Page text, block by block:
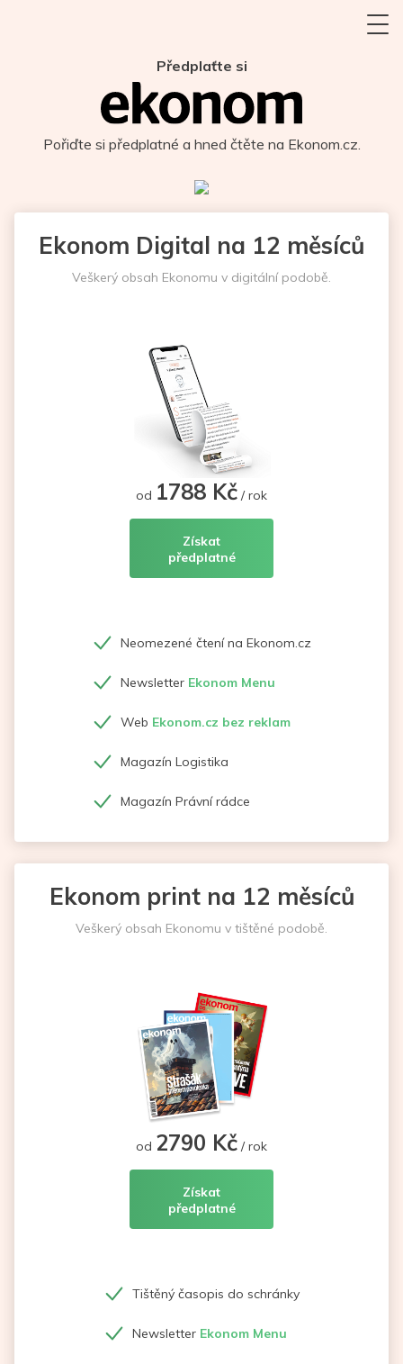
Předplaťte si
Pořiďte si předplatné a hned čtěte na Ekonom.cz.
Ekonom Digital na 12 měsíců
Veškerý obsah Ekonomu v digitální podobě.
od 1788 Kč / rok
Získat
předplatné
Neomezené čtení na Ekonom.cz
Newsletter Ekonom Menu
Web Ekonom.cz bez reklam
Magazín Logistika
Magazín Právní rádce
Ekonom print na 12 měsíců
Veškerý obsah Ekonomu v tištěné podobě.
od 2790 Kč / rok
Získat
předplatné
Tištěný časopis do schránky
Newsletter Ekonom Menu